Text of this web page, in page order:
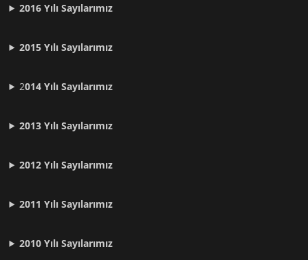
2016 Yılı Sayılarımız
2015 Yılı Sayılarımız
2014 Yılı Sayılarımız
2013 Yılı Sayılarımız
2012 YılıSayılarımız
2011 YılıSayılarımız
2010 YılıSayılarımız